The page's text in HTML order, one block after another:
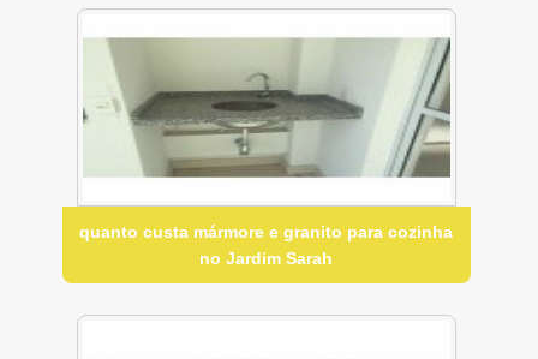
quanto custa mármore e granito para cozinha
no Jardim Sarah